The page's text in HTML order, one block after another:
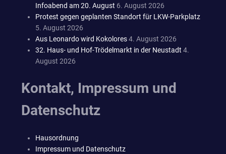
Infoabend am 20. August 6. August 2026
Protest gegen geplanten Standort für LKW-Parkplatz
5. August 2026
Aus Leonardo wird Kokolores4. August 2026
32. Haus- und Hof-Trödelmarkt in der Neustadt 4.
August 2026
Kontakt, Impressum und
Datenschutz
Hausordnung
Impressum und Datenschutz